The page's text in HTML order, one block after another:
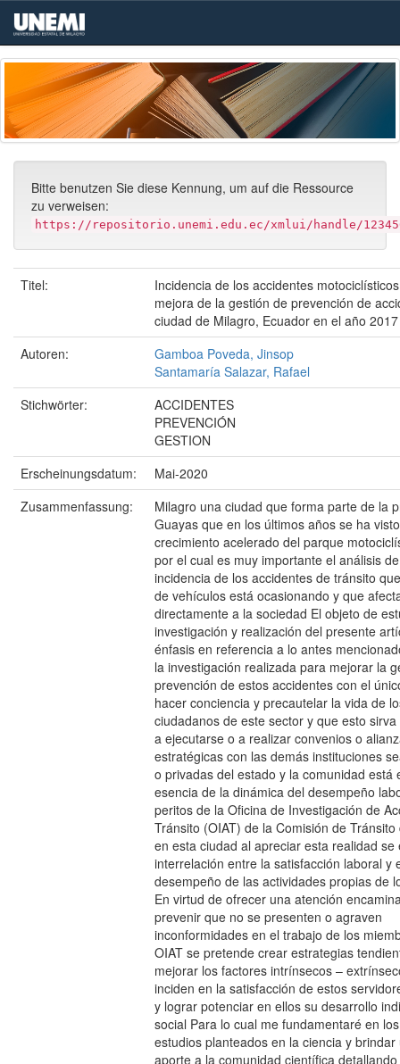
Skip
navigation
Bitte benutzen Sie diese Kennung, um auf die Ressource
zu verweisen:
https://repositorio.unemi.edu.ec/xmlui/handle/
Titel:
Incidencia de los accidentes
mejora de la gestión de prevención de
ciudad de Milagro, Ecuador en el año
Autoren:
Gamboa Poveda, Jinsop
Santamaría Salazar, Rafael
Stichwörter:
ACCIDENTES
PREVENCIÓN
GESTION
Erscheinungsdatum:
Mai-2020
Zusammenfassung:
Milagro una ciudad que forma parte de la
Guayas que en los últimos años se ha
crecimiento acelerado del parque
por el cual es muy importante el análisis
incidencia de los accidentes de tránsito
de vehículos está ocasionando y que
directamente a la sociedad El objeto de
investigación y realización del presente
énfasis en referencia a lo antes
la investigación realizada para mejorar la
prevención de estos accidentes con el
hacer conciencia y precautelar la vida de
ciudadanos de este sector y que esto
a ejecutarse o a realizar convenios o
estratégicas con las demás instituciones
o privadas del estado y la comunidad está
esencia de la dinámica del desempeño
peritos de la Oficina de Investigación de
Tránsito (OIAT) de la Comisión de
en esta ciudad al apreciar esta realidad se
interrelación entre la satisfacción laboral y
desempeño de las actividades propias de
En virtud de ofrecer una atención
prevenir que no se presenten o agraven
inconformidades en el trabajo de los
OIAT se pretende crear estrategias
mejorar los factores intrínsecos –
inciden en la satisfacción de estos
y lograr potenciar en ellos su desarrollo
social Para lo cual me fundamentaré en
estudios planteados en la ciencia y
aporte a la comunidad científica detallando